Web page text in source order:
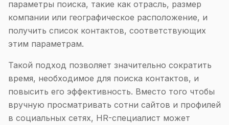
параметры поиска, такие как отрасль, размер
компании или географическое расположение, и
получить список контактов, соответствующих
этим параметрам.
Такой подход позволяет значительно сократить
время, необходимое для поиска контактов, и
повысить его эффективность. Вместо того чтобы
вручную просматривать сотни сайтов и профилей
в социальных сетях, HR-специалист может